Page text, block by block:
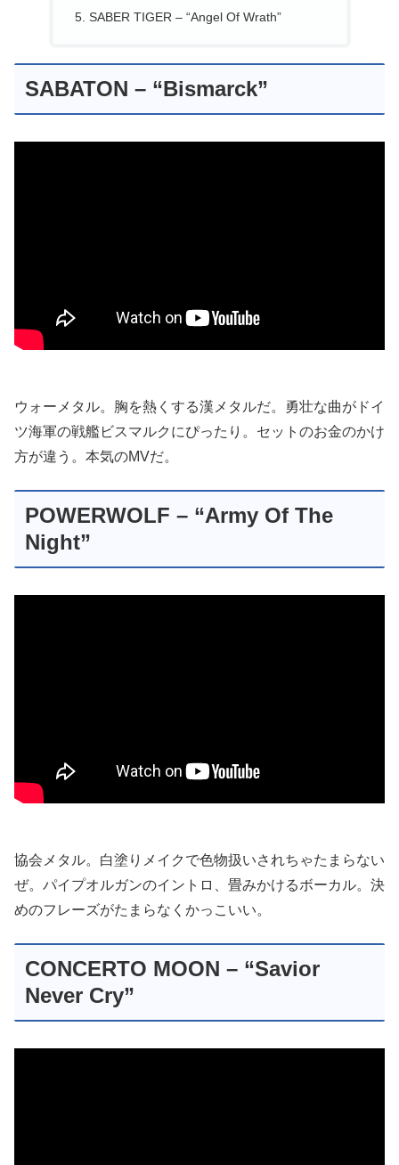
SABER TIGER – “Angel Of Wrath”
SABATON – “Bismarck”
ウォーメタル。胸を熱くする漢メタルだ。勇壮な曲がドイ
ツ海軍の戦艦ビスマルクにぴったり。セットのお金のかけ
方が違う。本気のMVだ。
POWERWOLF – “Army Of The
Night”
協会メタル。白塗りメイクで色物扱いされちゃたまらない
ぜ。パイプオルガンのイントロ、畳みかけるボーカル。決
めのフレーズがたまらなくかっこいい。
CONCERTO MOON – “Savior
Never Cry”